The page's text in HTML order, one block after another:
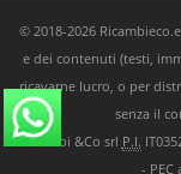
© 2018-2026
e dei contenuti (testi,
ricavarne lucro, o per
senza il
Ricambi &Co srl P.I.
- PEC